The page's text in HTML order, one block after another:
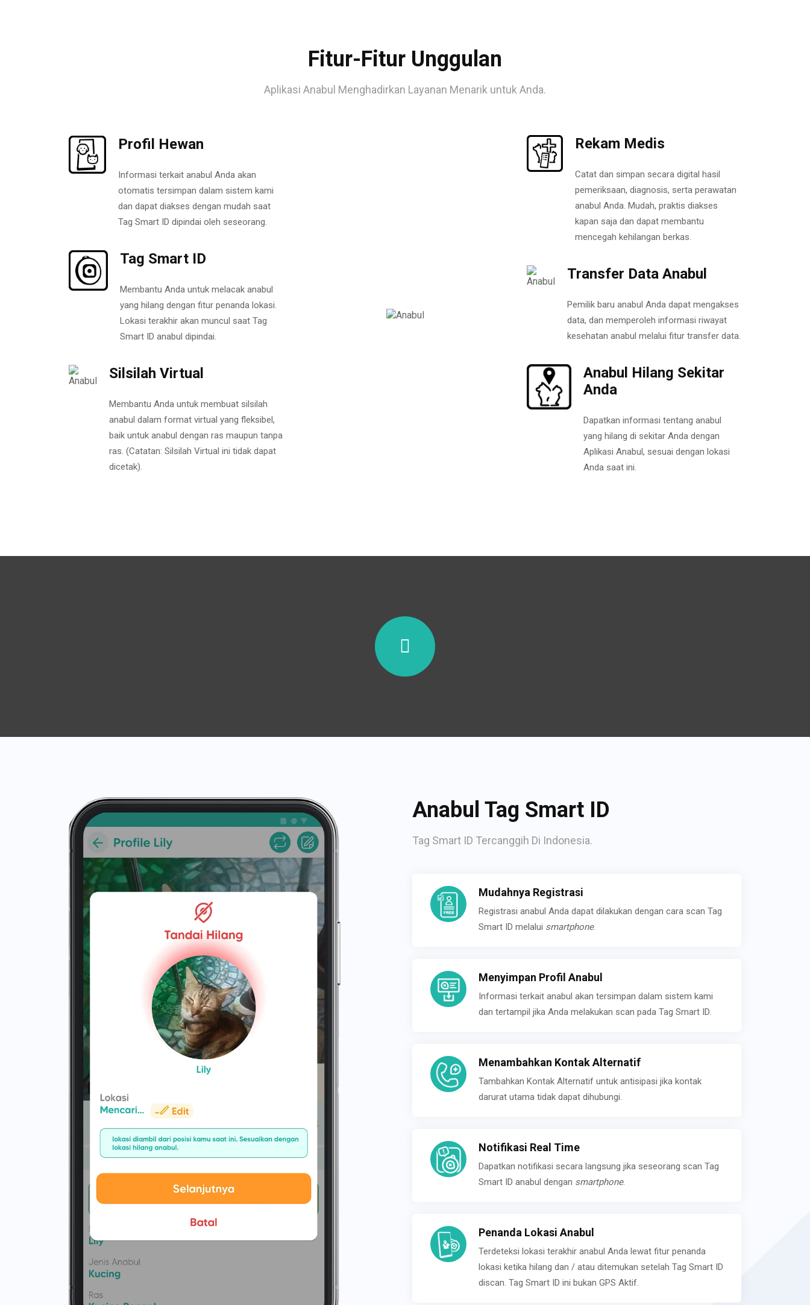
Fitur-Fitur Unggulan
Aplikasi Anabul Menghadirkan Layanan Menarik untuk Anda.
Profil Hewan
Informasi terkait anabul Anda akan
otomatis tersimpan dalam sistem kami
dan dapat diakses dengan mudah saat
Tag Smart ID dipindai oleh seseorang.
Tag Smart ID
Membantu Anda untuk melacak anabul
yang hilang dengan fitur penanda lokasi.
Lokasi terakhir akan muncul saat Tag
Smart ID anabul dipindai.
Silsilah Virtual
Membantu Anda untuk membuat silsilah
anabul dalam format virtual yang fleksibel,
baik untuk anabul dengan ras maupun tanpa
ras. (Catatan: Silsilah Virtual ini tidak dapat
dicetak).
Rekam Medis
Catat dan simpan secara digital hasil
pemeriksaan, diagnosis, serta perawatan
anabul Anda. Mudah, praktis diakses
kapan saja dan dapat membantu
mencegah kehilangan berkas.
Transfer Data Anabul
Pemilik baru anabul Anda dapat mengakses
data, dan memperoleh informasi riwayat
kesehatan anabul melalui fitur transfer data.
Anabul Hilang Sekitar
Anda
Dapatkan informasi tentang anabul
yang hilang di sekitar Anda dengan
Aplikasi Anabul, sesuai dengan lokasi
Anda saat ini.
Anabul Tag Smart ID
Tag Smart ID Tercanggih Di Indonesia.
Mudahnya Registrasi
Registrasi anabul Anda dapat dilakukan dengan cara scan Tag
Smart ID melalui smartphone.
Menyimpan Profil Anabul
Informasi terkait anabul akan tersimpan dalam sistem kami
dan tertampil jika Anda melakukan scan pada Tag Smart ID.
Menambahkan Kontak Alternatif
Tambahkan Kontak Alternatif untuk antisipasi jika kontak
darurat utama tidak dapat dihubungi.
Notifikasi Real Time
Dapatkan notifikasi secara langsung jika seseorang scan Tag
Smart ID anabul dengan smartphone.
Penanda Lokasi Anabul
Terdeteksi lokasi terakhir anabul Anda lewat fitur penanda
lokasi ketika hilang dan / atau ditemukan setelah Tag Smart ID
discan. Tag Smart ID ini bukan GPS Aktif.